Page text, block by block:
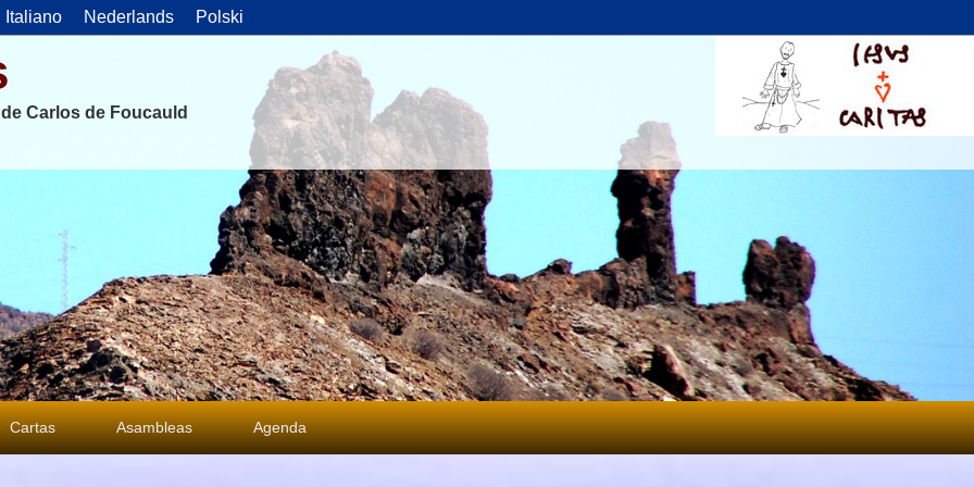
Italiano Nederlands Polski
Carlos de Foucauld
Cartas Asambleas Agenda